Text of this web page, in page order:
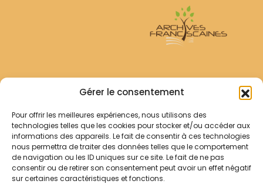
Gérer le consentement
Pour offrir les meilleures expériences, nous utilisons des
technologies telles que les cookies pour stocker et/ou accéder aux
informations des appareils. Le fait de consentir à ces technologies
nous permettra de traiter des données telles que le comportement
de navigation ou les ID uniques sur ce site. Le fait de ne pas
consentir ou de retirer son consentement peut avoir un effet négatif
sur certaines caractéristiques et fonctions.
Archives Franciscaines
RECHERCHER
Comment chercher ?
Les archives
Notre démarche